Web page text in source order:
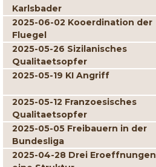
Karlsbader
2025-06-02 Kooerdination der
Fluegel
2025-05-26 Sizilanisches
Qualitaetsopfer
2025-05-19 KI Angriff
2025-05-12 Franzoesisches
Qualitaetsopfer
2025-05-05 Freibauern in der
Bundesliga
2025-04-28 Drei Eroeffnungen